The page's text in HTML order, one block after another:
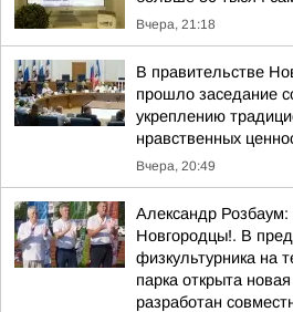
Вчера, 21:18
В правительстве
прошло заседание
укреплению
нравственных
Вчера, 20:49
Александр
Новгородцы!. В
физкультурника на
парка открыта
разработан